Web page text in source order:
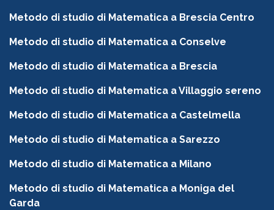
Metodo di studio di Matematica a Brescia Centro
Metodo di studio di Matematica a Conselve
Metodo di studio di Matematica a Brescia
Metodo di studio di Matematica a Villaggio sereno
Metodo di studio di Matematica a Castelmella
Metodo di studio di Matematica a Sarezzo
Metodo di studio di Matematica a Milano
Metodo di studio di Matematica a Moniga del
Garda